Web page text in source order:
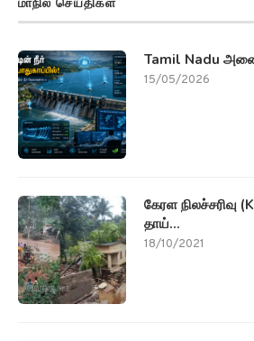
Tamil Nadu
15/05/2026
கேரள நிலச்சரிவு
தாய்...
18/10/2021